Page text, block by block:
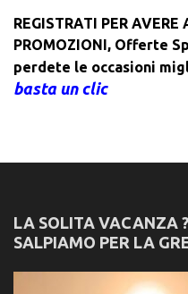
REGISTRATI PER AVERE
PROMOZIONI, Offerte
perdete le occasioni
basta un clic
LA SOLITA VACANZA
SALPIAMO PER LA